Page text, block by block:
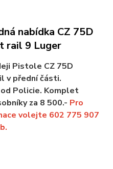
nabídka CZ 75D
rail 9 Luger
Pistole CZ 75D
v přední části.
Policie. Komplet
za 8 500.- Pro
volejte 602 775 907